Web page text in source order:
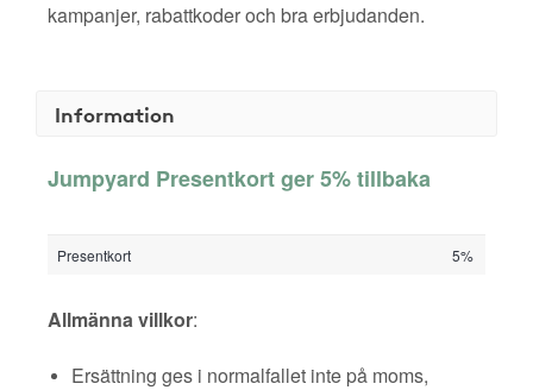
kampanjer, rabattkoder och bra erbjudanden.
Information
Jumpyard Presentkort ger 5% tillbaka
Presentkort 5%
Allmänna villkor:
Ersättning ges i normalfallet inte på moms,